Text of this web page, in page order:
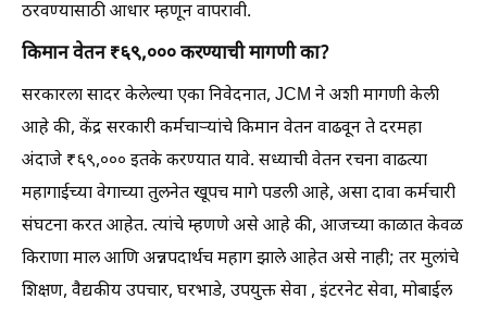
ठरवण्यासाठी आधार म्हणून वापरावी.
किमान वेतन ₹६९,००० करण्याची मागणी का?
सरकारला सादर केलेल्या एका निवेदनात, JCM ने अशी मागणी केली
आहे की, केंद्र सरकारी कर्मचाऱ्यांचे किमान वेतन वाढवून ते दरमहा
अंदाजे ₹६९,००० इतके करण्यात यावे. सध्याची वेतन रचना वाढत्या
महागाईच्या वेगाच्या तुलनेत खूपच मागे पडली आहे, असा दावा कर्मचारी
संघटना करत आहेत. त्यांचे म्हणणे असे आहे की, आजच्या काळात केवळ
किराणा माल आणि अन्नपदार्थच महाग झाले आहेत असे नाही; तर मुलांचे
शिक्षण, वैद्यकीय उपचार, घरभाडे, उपयुक्त सेवा , इंटरनेट सेवा, मोबाईल